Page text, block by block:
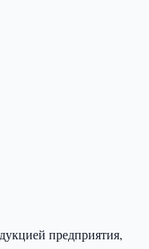
предприятия,